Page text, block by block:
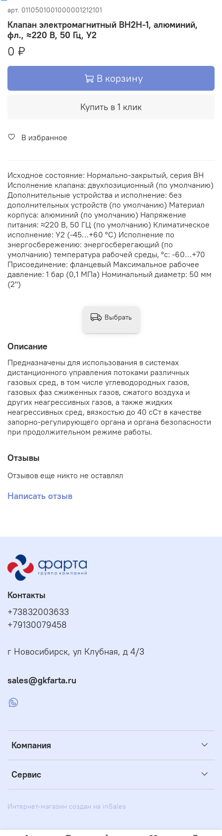
арт. 0110501001000001212101
Клапан электромагнитный ВН2Н-1, алюминий,
фл., ≈220 В, 50 Гц, У2
0 ₽
В корзину
Купить в 1 клик
В избранное
Исходное состояние: Нормально-закрытый, серия ВН
Исполнение клапана: двухпозиционный (по умолчанию)
Дополнительные устройства и исполнение: без
дополнительных устройств (по умолчанию) Материал
корпуса: алюминий (по умолчанию) Напряжение
питания: ≈220 В, 50 ГЦ (по умолчанию) Климатическое
исполнение: У2 (-45…+60 °С) Исполнение по
энергосбережению: энергосберегающий (по
умолчанию) температура рабочей среды, °с: -60…+70
Присоединение: фланцевый Максимальное рабочее
давление: 1 бар (0,1 МПа) Номинальный диаметр: 50 мм
(2")
Описание
Предназначены для использования в системах
дистанционного управления потоками различных
газовых сред, в том числе углеводородных газов,
газовых фаз сжиженных газов, сжатого воздуха и
других неагрессивных газов, а также жидких
неагрессивных сред, вязкостью до 40 сСт в качестве
запорно-регулирующего органа и органа безопасности
при продолжительном режиме работы.
Отзывы
Отзывов еще никто не оставлял
Написать отзыв
Выбрать
Компания
Сервис
Контакты
+73832003633
+79130079458
г Новосибирск, ул Клубная, д 4/3
sales@gkfarta.ru
Интернет-магазин создан на inSales